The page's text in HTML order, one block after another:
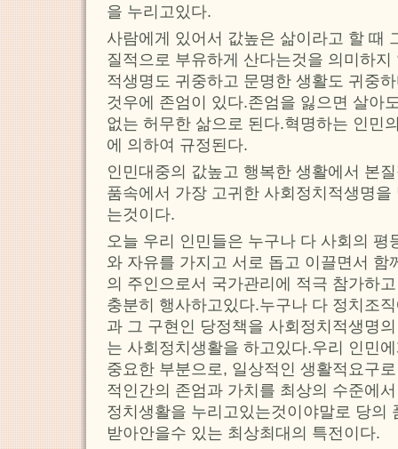
을 누리고있다.
사람에게 있어서 값높은 삶이라고 할 때
질적으로 부유하게 산다는것을 의미하
적생명도 귀중하고 문명한 생활도 귀중
것우에 존엄이 있다.존엄을 잃으면 살아
없는 허무한 삶으로 된다.혁명하는 인민
에 의하여 규정된다.
인민대중의 값높고 행복한 생활에서 본
품속에서 가장 고귀한 사회정치적생명
는것이다.
오늘 우리 인민들은 누구나 다 사회의
와 자유를 가지고 서로 돕고 이끌면서 함
의 주인으로서 국가관리에 적극 참가하
충분히 행사하고있다.누구나 다 정치조
과 그 구현인 당정책을 사회정치적생명
는 사회정치생활을 하고있다.우리 인민
중요한 부분으로, 일상적인 생활적요구
적인간의 존엄과 가치를 최상의 수준에
정치생활을 누리고있는것이야말로 당의
받아안을수 있는 최상최대의 특전이다.